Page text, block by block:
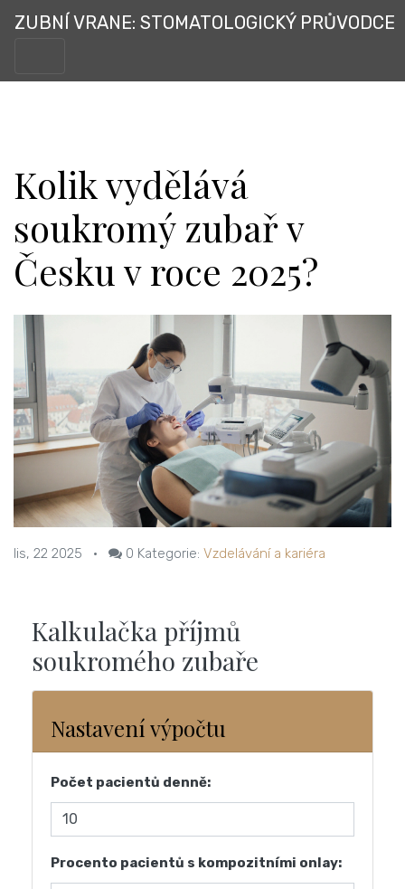
ZUBNÍ VRANE: STOMATOLOGICKÝ PRŮVODCE
Kolik vydělává
soukromý zubař v
Česku v roce 2025?
lis, 22 2025 • 0 Kategorie: Vzdelávání a kariéra
Kalkulačka příjmů
soukromého zubaře
Nastavení výpočtu
Počet pacientů denně:
Procento pacientů s kompozitními onlay: